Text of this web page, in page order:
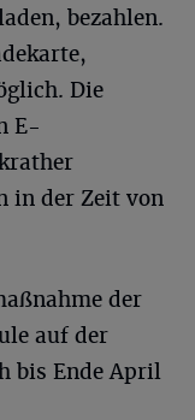
bezahlen.
Die
E-
in der Zeit von
der
auf der
bis Ende April